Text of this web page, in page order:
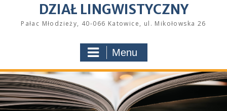
DZIAŁ LINGWISTYCZNY
Pałac Młodzieży, 40-066 Katowice, ul. Mikołowska 26
Menu